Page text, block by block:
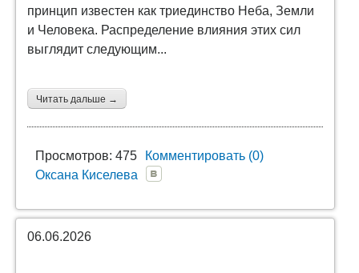
принцип известен как триединство Неба, Земли
и Человека. Распределение влияния этих сил
выглядит следующим...
Читать дальше →
Просмотров: 475
Комментировать (0)
Оксана Киселева
06.06.2026